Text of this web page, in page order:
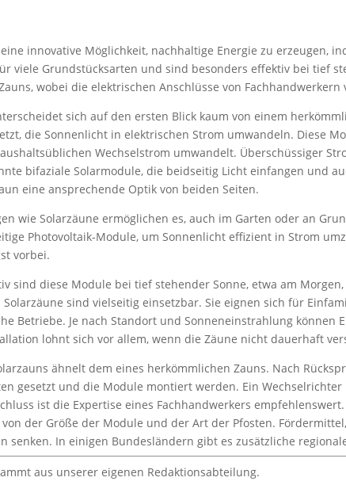
innovative Möglichkeit, nachhaltige Energie zu erzeugen,
viele Grundstücksarten und sind besonders effektiv bei tief
wobei die elektrischen Anschlüsse von
sich auf den ersten Blick kaum von einem
die Sonnenlicht in elektrischen Strom umwandeln. Diese
Wechselstrom umwandelt. Überschüssiger
bifaziale Solarmodule, die beidseitig Licht einfangen und
eine ansprechende Optik von beiden Seiten.
wie Solarzäune ermöglichen es, auch im Garten oder an
Photovoltaik-Module, um Sonnenlicht effizient in Strom
vorbei.
sind diese Module bei tief stehender Sonne, etwa am
sind vielseitig einsetzbar. Sie eignen sich für
Betriebe. Je nach Standort und Sonneneinstrahlung
lohnt sich vor allem, wenn die Zäune nicht dauerhaft
ähnelt dem eines herkömmlichen Zauns. Nach
gesetzt und die Module montiert werden. Ein
ist die Expertise eines Fachhandwerkers
der Größe der Module und der Art der Pfosten.
senken. In einigen Bundesländern gibt es zusätzliche
aus unserer eigenen Redaktionsabteilung.